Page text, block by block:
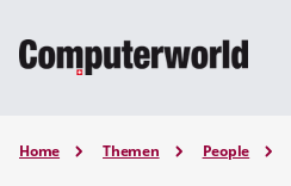
Home Themen People